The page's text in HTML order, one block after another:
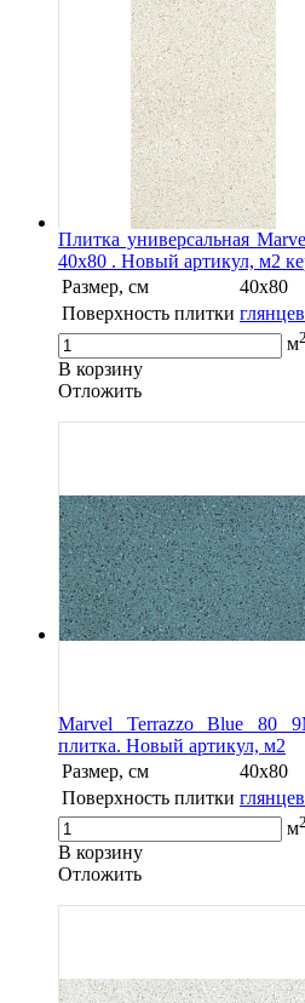
Плитка универсальная
40x80 . Новый артикул, м2
Размер, см
40x80
Поверхность плитки
м2
В корзину
Oтложить
Marvel Terrazzo Blue 80
плитка. Новый артикул, м2
Размер, см
40x80
Поверхность плитки
м2
В корзину
Oтложить